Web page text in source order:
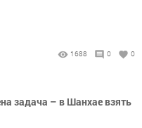
1688 0 0
задача – в Шанхае взять